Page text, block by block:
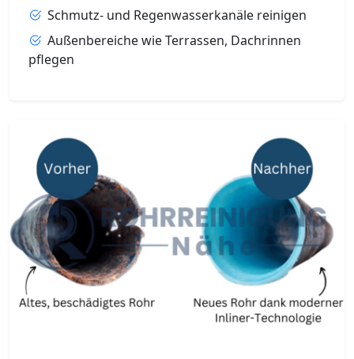
Schmutz- und Regenwasserkanäle reinigen
Außenbereiche wie Terrassen, Dachrinnen
pflegen